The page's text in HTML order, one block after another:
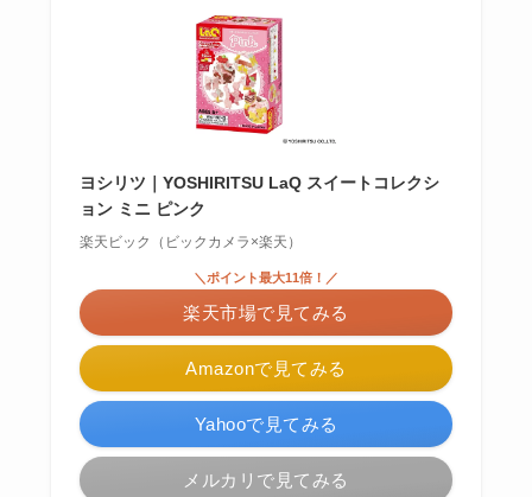
ヨシリツ｜YOSHIRITSU LaQ スイートコレクシ
ョン ミニ ピンク
楽天ビック（ビックカメラ×楽天）
Amazonで見てみる
＼ポイント最大11倍！／
楽天市場で見てみる
Yahooで見てみる
メルカリで見てみる